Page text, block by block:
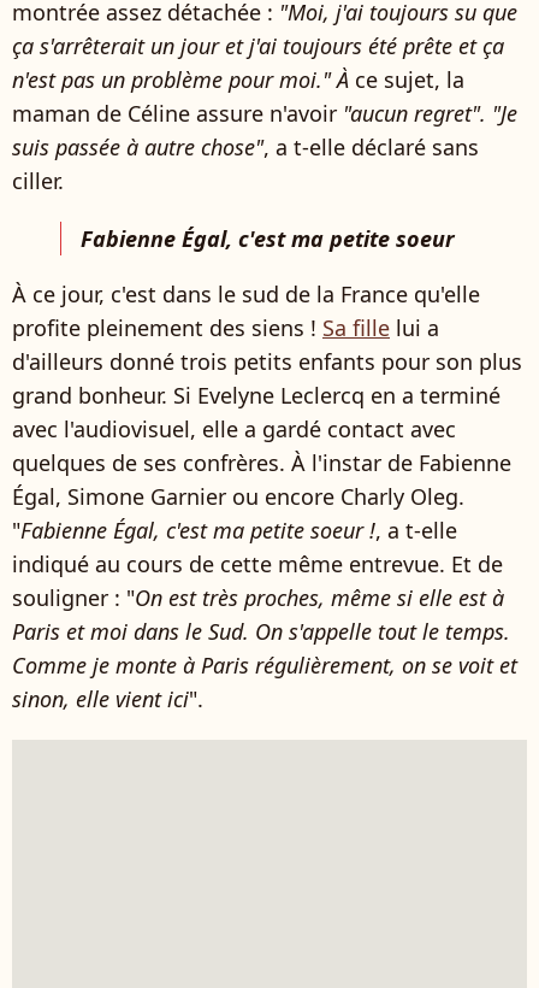
montrée assez détachée : "Moi, j'ai toujours su que
ça s'arrêterait un jour etj'ai toujours été prête et ça
n'est pas un problème pour moi." À ce sujet, la
maman de Céline assure n'avoir "aucun regret". "Je
suis passée à autre chose", a t-elle déclaré sans
ciller.
Fabienne Égal, c'est ma petite soeur
À ce jour, c'est dans le sud de la France qu'elle
profite pleinement des siens ! Sa fille lui a
d'ailleurs donné trois petits enfants pour son plus
grand bonheur. Si Evelyne Leclercq en a terminé
avec l'audiovisuel, elle a gardé contact avec
quelques de ses confrères. À l'instar de Fabienne
Égal, Simone Garnier ou encore Charly Oleg.
"Fabienne Égal, c'est ma petite soeur !, a t-elle
indiqué au cours de cette même entrevue. Et de
souligner : "On est très proches, même si elle est à
Paris et moi dans le Sud. On s'appelle tout le temps.
Comme je monte à Paris régulièrement, on se voit et
sinon, elle vient ici".